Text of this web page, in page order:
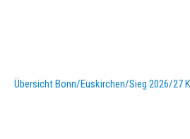
Übersicht Bonn/Euskirchen/Sieg 2026/27